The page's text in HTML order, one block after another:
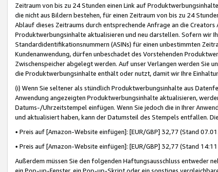
Zeitraum von bis zu 24 Stunden einen Link auf
die nicht aus Bildern bestehen, für einen Zeitraum von bis zu 24
Ablauf dieses Zeitraums durch entsprechende Anfrage an die
Produktwerbungsinhalte aktualisieren und neu darstellen. Sofern wir
Standardidentifikationsnummern (ASINs) für einen unbestimmten
Kundenanwendung, dürfen unbeschadet des Vorstehenden
Zwischenspeicher abgelegt werden. Auf unser Verlangen werden Sie
die Produktwerbungsinhalte enthält oder nutzt, damit wir Ihre
(i) Wenn Sie seltener als stündlich Produktwerbungsinhalte aus
Anwendung angezeigten Produktwerbungsinhalte aktualisieren,
Datums-/Uhrzeitstempel einfügen. Wenn Sie jedoch die in Ihrer
und aktualisiert haben, kann der Datumsteil des Stempels entfallen.
• Preis auf [Amazon-Website einfügen]: [EUR/GBP] 32,77 (Stand
• Preis auf [Amazon-Website einfügen]: [EUR/GBP] 32,77 (Stand
Außerdem müssen Sie den folgenden Haftungsausschluss entweder
ein Pop-up-Fenster, ein Pop-up-Skript oder ein sonstiges